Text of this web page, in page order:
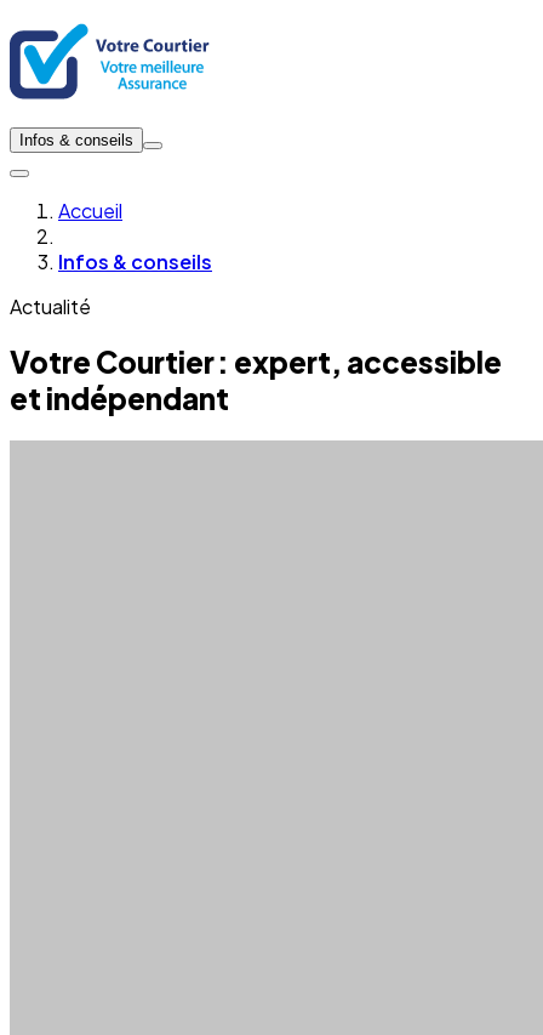
Infos & conseils
Accueil
Infos & conseils
Actualité
Votre Courtier : expert, accessible
et indépendant